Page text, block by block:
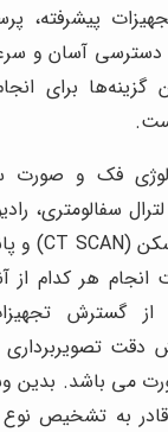
پیشرفته،
دسترسی آسان و
برای
فک و صورت
لترال سفالومتری،
هر کدام از
از گسترش
دقت
می باشد.
به تشخیص